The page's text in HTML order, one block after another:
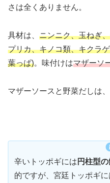
さは全くありません。
具材は、 ニンニク、玉ねぎ、
プリカ、キノコ類、キクラ
葉っぱ)。味付けはマザーソ
マザーソースと野菜だしは、
辛いトッポギには 円柱型
的ですが、宮廷トッポギに